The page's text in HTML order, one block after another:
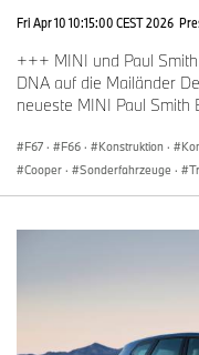
Fri Apr 10 10:15:00 CEST 2026
+++ MINI und Paul
DNA auf die Mailänder
neueste MINI Paul
F67 · F66 · Konstruktion ·
Cooper · Sonderfahrzeuge ·